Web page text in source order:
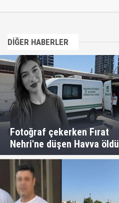
DİĞER HABERLER
Fotoğraf çekerken Fırat
Nehri'ne düşen Havva öldü